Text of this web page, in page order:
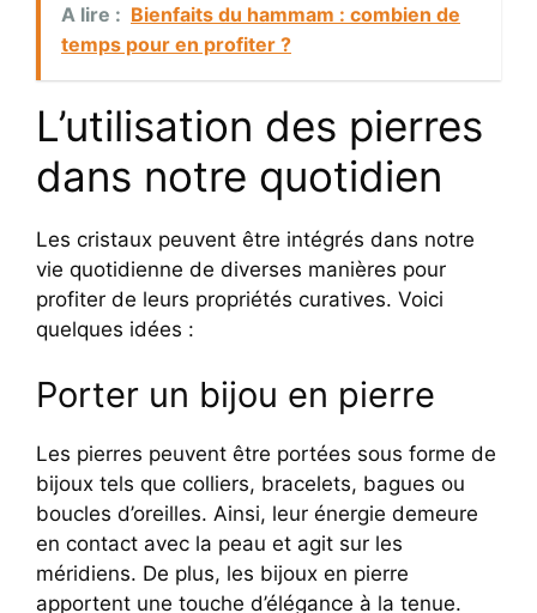
A lire : Bienfaits du hammam : combien de
temps pour en profiter ?
L’utilisation des pierres
dans notre quotidien
Les cristaux peuvent être intégrés dans notre
vie quotidienne de diverses manières pour
profiter de leurs propriétés curatives. Voici
quelques idées :
Porter un bijou en pierre
Les pierres peuvent être portées sous forme de
bijoux tels que colliers, bracelets, bagues ou
boucles d’oreilles. Ainsi, leur énergie demeure
en contact avec la peau et agit sur les
méridiens. De plus, les bijoux en pierre
apportent une touche d’élégance à la tenue.